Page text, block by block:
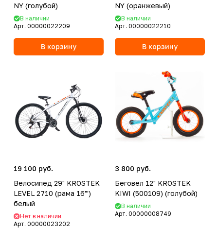
NY (голубой)
В наличии
Арт. 00000022209
В корзину
NY (оранжевый)
В наличии
Арт. 00000022210
В корзину
19 100 руб.
Велосипед 29" KROSTEK
LEVEL 2710 (рама 16"')
белый
Нет в наличии
Арт. 00000023202
3 800 руб.
Беговел 12" KROSTEK
KIWI (500109) (голубой)
В наличии
Арт. 00000008749